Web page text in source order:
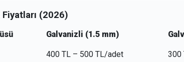
(2026)
Galvanizli (1.5 mm)
400 TL – 500 TL/adet 300